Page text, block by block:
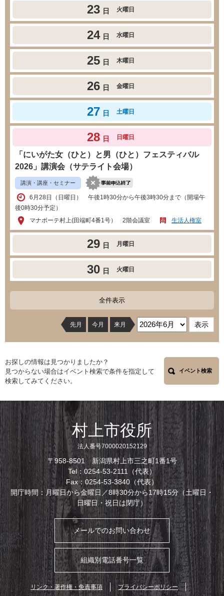
23 日 火曜日
24 日 水曜日
25 日 木曜日
26 日 金曜日
27 日 土曜日
28 日 日曜日
「にいがた女（ひと）と男（ひと）フェスティバル
2026」講演会（サテライト会場）
講演・講座・セミナー
6月28日（日曜日） 午後1時30分から午後3時30分まで（開場午
後0時30分予定）
マナボーテ村上(田端町4番1号） 2階会議室
生活人権室
29 日 月曜日
30 日 火曜日
全件表示
先月 今月 来月
お探しの情報は見つかりましたか？
見つからない場合はイベント検索で条件を指定して
検索してみてください。
イベント検索
村上市役所
法人番号7000020152129
〒958-8501 新潟県村上市三之町1番1号
Tel：0254-53-2111（代表）
Fax：0254-53-3840（代表）
開庁時間：月曜日から金曜日／8時30分から17時15分（土曜日・
日曜日・祝日は閉庁）
メールでのお問い合わせ
組織別電話番号一覧
リンク・著作権・免責事項 プライバシーポリシー